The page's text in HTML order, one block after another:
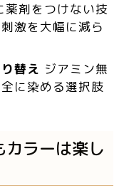
薬剤をつけない技
激を大幅に減ら
替え ジアミン無
に染める選択肢
ラーは楽し